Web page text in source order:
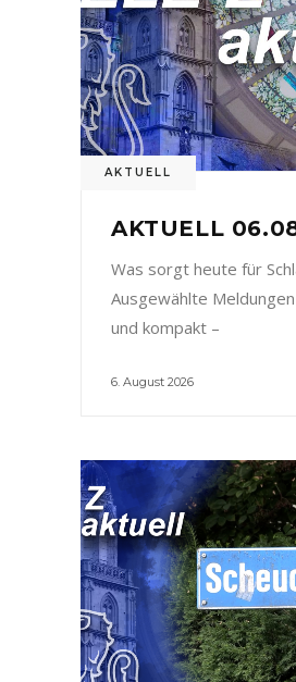
AKTUELL
AKTUELL
Was sorgt heute für
Ausgewählte
und kompakt –
6. August 2026